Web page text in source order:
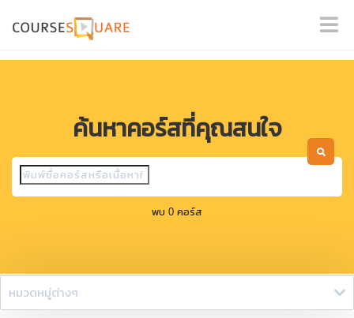
ค้นหาคอร์สที่คุณสนใจ
พบ 0 คอร์ส
หมวดหมู่ต่างๆ